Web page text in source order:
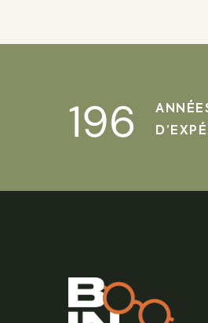
Binda Optic 2000
68120 Pfastatt
Binda Optic 2000
196